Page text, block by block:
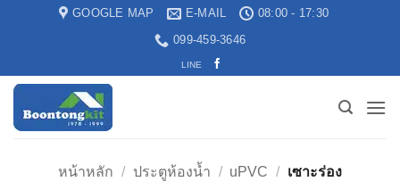
GOOGLE MAP E-MAIL
08:00 - 17:30
099-459-3646
LINE
หน้าหลัก / ประตูห้องน้ำ / uPVC / เซาะร่อง